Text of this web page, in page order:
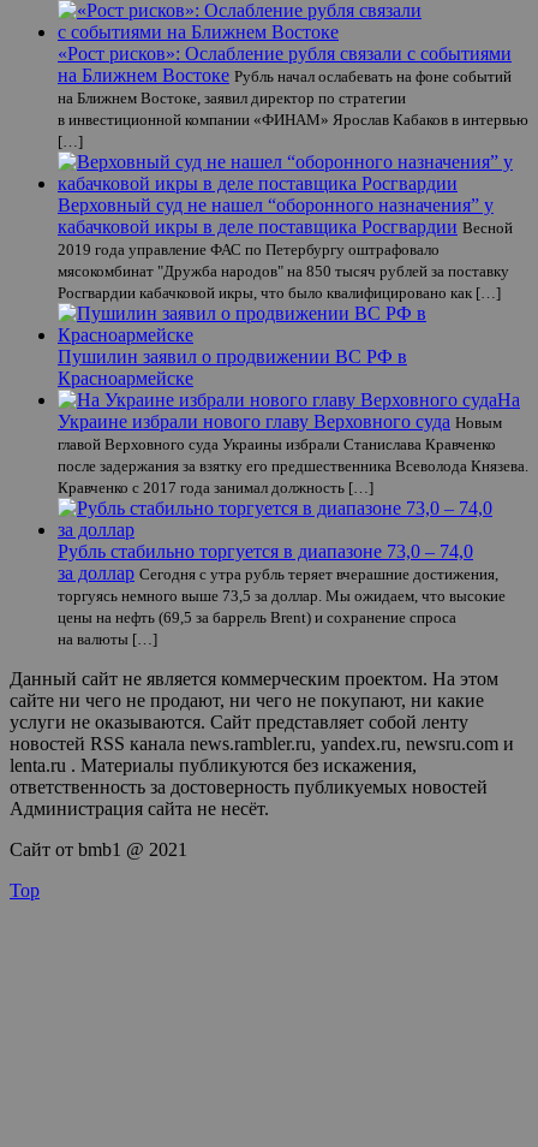
«Рост рисков»: Ослабление рубля связали с событиями
на Ближнем Востоке Рубль начал ослабевать на фоне событий
на Ближнем Востоке, заявил директор по стратегии
в инвестиционной компании «ФИНАМ» Ярослав Кабаков в интервью
[…]
Верховный суд не нашел “оборонного назначения” у
кабачковой икры в деле поставщика Росгвардии Весной
2019 года управление ФАС по Петербургу оштрафовало
мясокомбинат "Дружба народов" на 850 тысяч рублей за поставку
Росгвардии кабачковой икры, что было квалифицировано как […]
Пушилин заявил о продвижении ВС РФ в
Красноармейске
На
Украине избрали нового главу Верховного суда Новым
главой Верховного суда Украины избрали Станислава Кравченко
после задержания за взятку его предшественника Всеволода Князева.
Кравченко с 2017 года занимал должность […]
Рубль стабильно торгуется в диапазоне 73,0 – 74,0
за доллар Сегодня с утра рубль теряет вчерашние достижения,
торгуясь немного выше 73,5 за доллар. Мы ожидаем, что высокие
цены на нефть (69,5 за баррель Brent) и сохранение спроса
на валюты […]
Данный сайт не является коммерческим проектом. На этом
сайте ни чего не продают, ни чего не покупают, ни какие
услуги не оказываются. Сайт представляет собой ленту
новостей RSS канала news.rambler.ru, yandex.ru, newsru.com и
lenta.ru . Материалы публикуются без искажения,
ответственность за достоверность публикуемых новостей
Администрация сайта не несёт.
Сайт от bmb1 @ 2021
Top